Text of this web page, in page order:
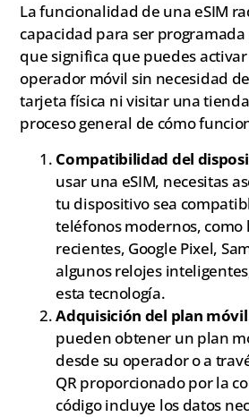
La funcionalidad de una eSIM
capacidad para ser
que significa que puedes
operador móvil sin necesidad
tarjeta física ni visitar una
proceso general de cómo
Compatibilidad del
usar una eSIM, necesitas
tu dispositivo sea
teléfonos modernos, como
recientes, Google Pixel,
algunos relojes
esta tecnología.
Adquisición del plan móvil
pueden obtener un plan
desde su operador o a
QR proporcionado por la
código incluye los datos